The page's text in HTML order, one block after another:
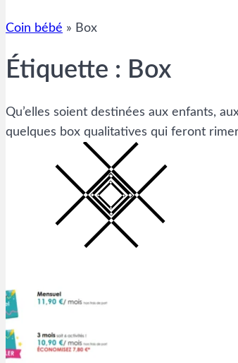
Coin bébé » Box
Étiquette : Box
Qu’elles soient destinées aux enfants,
quelques box qualitatives qui feront